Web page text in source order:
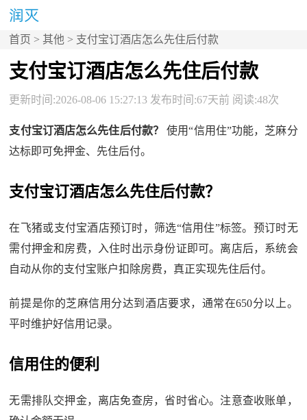
首页 > 其他 > 支付宝订酒店怎么先住后付款
支付宝订酒店怎么先住后付款
更新时间:2026-08-06 15:27:13 发布时间:67天前 阅读:48次
支付宝订酒店怎么先住后付款？
使用“信用住”功能，芝麻分
达标即可免押金、先住后付。
支付宝订酒店怎么先住后付款？
在飞猪或支付宝酒店预订时，筛选“信用住”标签。预订时无
需付押金和房费，入住时出示身份证即可。离店后，系统会
自动从你的支付宝账户扣除房费，真正实现先住后付。
前提是你的芝麻信用分达到酒店要求，通常在650分以上。
平时维护好信用记录。
信用住的便利
无需排队交押金，离店免查房，省时省心。注意查收账单，